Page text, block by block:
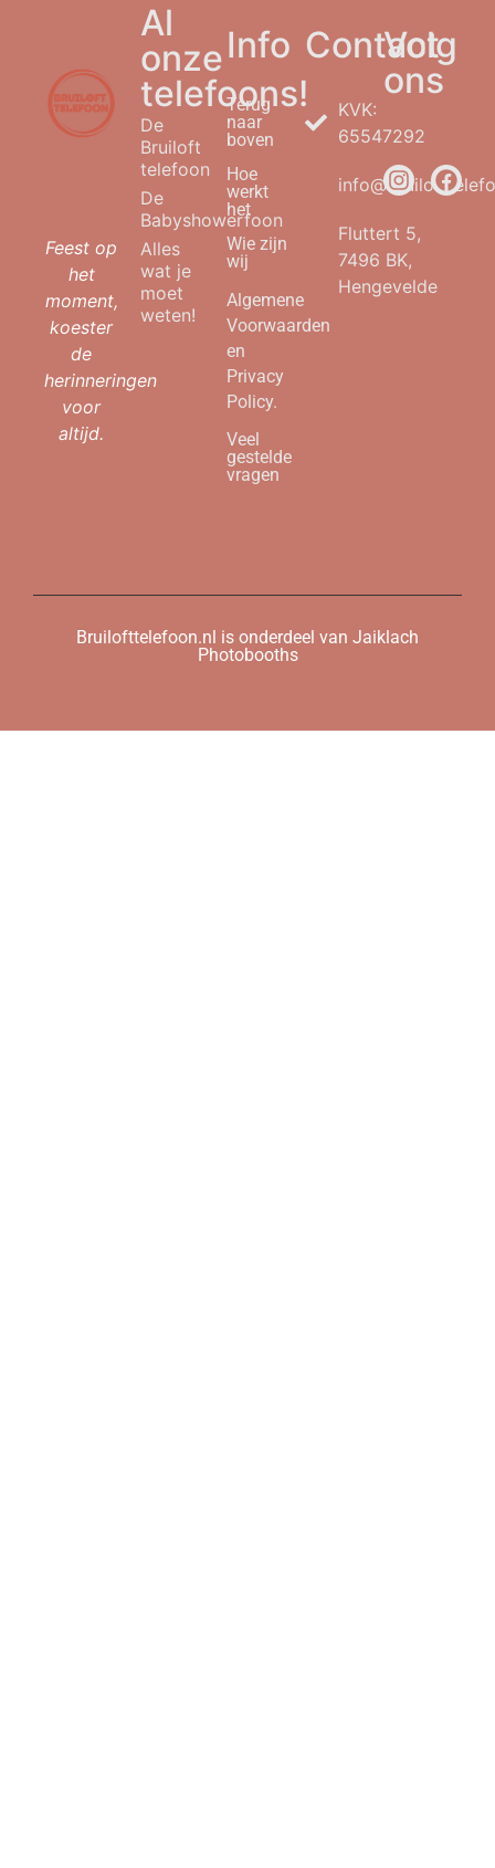
Feest op
het
moment,
koester
de
herinneringen
voor
altijd.
Al
onze
telefoons!
De
Bruiloft
telefoon
De
Babyshowerfoon
Alles
wat je
moet
weten!
Info
Terug
naar
boven
Hoe
werkt
het
Wie zijn
wij
Algemene
Voorwaarden
en
Privacy
Policy.
Veel
gestelde
vragen
Contact
KVK:
65547292
Fluttert 5,
7496 BK,
Hengevelde
Volg
ons
Bruilofttelefoon.nl is onderdeel van Jaiklach
Photobooths